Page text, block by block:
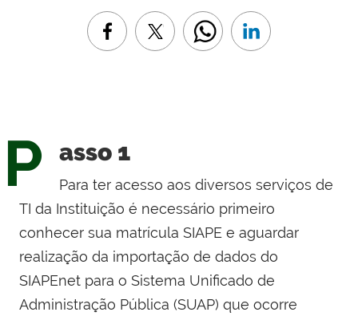
P asso 1
Para ter acesso aos diversos serviços de
TI da Instituição é necessário primeiro
conhecer sua matrícula SIAPE e aguardar
realização da importação de dados do
SIAPEnet para o Sistema Unificado de
Administração Pública (SUAP) que ocorre